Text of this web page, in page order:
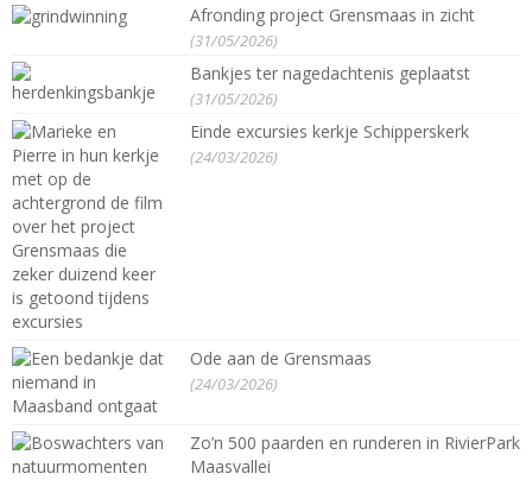
Afronding project Grensmaas in zicht
(31/05/2026)
Bankjes ter nagedachtenis geplaatst
(31/05/2026)
Einde excursies kerkje Schipperskerk
(24/03/2026)
Ode aan de Grensmaas
(24/03/2026)
Zo’n 500 paarden en runderen in RivierPark
Maasvallei